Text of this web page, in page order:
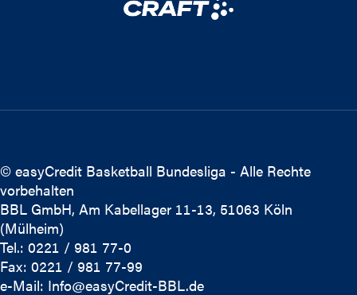
© easyCredit Basketball Bundesliga - Alle Rechte
vorbehalten
BBL GmbH, Am Kabellager 11-13, 51063 Köln
(Mülheim)
Tel.: 0221 / 981 77-0
Fax: 0221 / 981 77-99
e-Mail: Info@easyCredit-BBL.de